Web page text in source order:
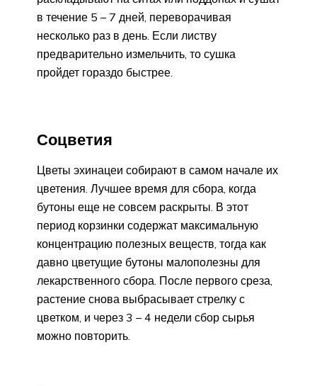
в течение 5 – 7 дней, переворачивая
несколько раз в день. Если листву
предварительно измельчить, то сушка
пройдет гораздо быстрее.
Соцветия
Цветы эхинацеи собирают в самом начале их
цветения. Лучшее время для сбора, когда
бутоны еще не совсем раскрыты. В этот
период корзинки содержат максимальную
концентрацию полезных веществ, тогда как
давно цветущие бутоны малополезны для
лекарственного сбора. После первого среза,
растение снова выбрасывает стрелку с
цветком, и через 3 – 4 недели сбор сырья
можно повторить.